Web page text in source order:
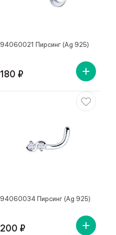
94060021 Пирсинг (Ag 925)
180 ₽
94060034 Пирсинг (Ag 925)
200 ₽